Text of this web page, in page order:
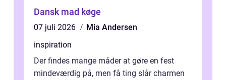
Dansk mad køge
07 juli 2026
Mia Andersen
inspiration
Der findes mange måder at gøre en fest
mindeværdig på, men få ting slår charmen